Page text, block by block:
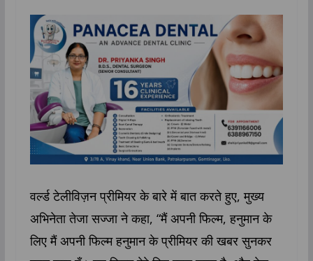
वर्ल्ड टेलीविज़न प्रीमियर के बारे में बात करते हुए, मुख्य
अभिनेता तेजा सज्जा ने कहा, “मैं अपनी फिल्म, हनुमान के
लिए मैं अपनी फिल्म हनुमान के प्रीमियर की खबर सुनकर